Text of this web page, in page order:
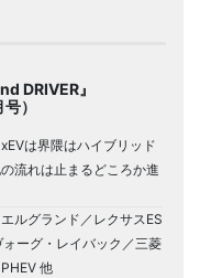
DRIVER』
）
xEVは界隈はハイブリッド
流れは止まるどころか進
ルグランド／レクサスES
ォーグ・レイバック／三菱
他